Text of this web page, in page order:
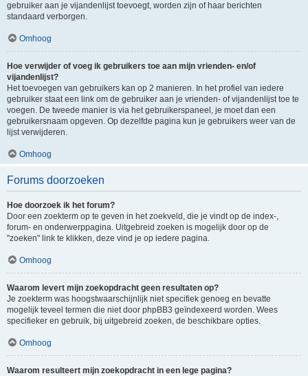
gebruiker aan je vijandenlijst toevoegt, worden zijn of haar berichten
standaard verborgen.
Omhoog
Hoe verwijder of voeg ik gebruikers toe aan mijn vrienden- en/of
vijandenlijst?
Het toevoegen van gebruikers kan op 2 manieren. In het profiel van iedere
gebruiker staat een link om de gebruiker aan je vrienden- of vijandenlijst toe te
voegen. De tweede manier is via het gebruikerspaneel, je moet dan een
gebruikersnaam opgeven. Op dezelfde pagina kun je gebruikers weer van de
lijst verwijderen.
Omhoog
Forums doorzoeken
Hoe doorzoek ik het forum?
Door een zoekterm op te geven in het zoekveld, die je vindt op de index-,
forum- en onderwerppagina. Uitgebreid zoeken is mogelijk door op de
"zoeken" link te klikken, deze vind je op iedere pagina.
Omhoog
Waarom levert mijn zoekopdracht geen resultaten op?
Je zoekterm was hoogstwaarschijnlijk niet specifiek genoeg en bevatte
mogelijk teveel termen die niet door phpBB3 geïndexeerd worden. Wees
specifieker en gebruik, bij uitgebreid zoeken, de beschikbare opties.
Omhoog
Waarom resulteert mijn zoekopdracht in een lege pagina?